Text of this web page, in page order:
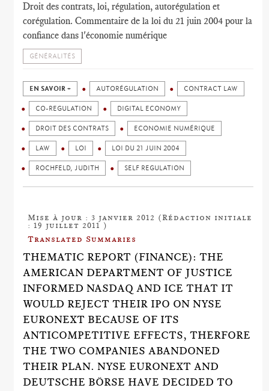
Droit des contrats, loi, régulation, autorégulation et
corégulation. Commentaire de la loi du 21 juin 2004 pour la
confiance dans l'économie numérique
GÉNÉRALITÉS
EN SAVOIR + AUTORÉGULATION CONTRACT LAW
CO-REGULATION DIGITAL ECONOMY
DROIT DES CONTRATS ECONOMIE NUMÉRIQUE
LAW LOI LOI DU 21 JUIN 2004
ROCHFELD, JUDITH SELF REGULATION
Mise à jour : 3 janvier 2012 (Rédaction initiale
: 19 juillet 2011 )
Translated Summaries
THEMATIC REPORT (FINANCE): THE
AMERICAN DEPARTMENT OF JUSTICE
INFORMED NASDAQ AND ICE THAT IT
WOULD REJECT THEIR IPO ON NYSE
EURONEXT BECAUSE OF ITS
ANTICOMPETITIVE EFFECTS, THERFORE
THE TWO COMPANIES ABANDONED
THEIR PLAN. NYSE EURONEXT AND
DEUTSCHE BÖRSE HAVE DECIDED TO